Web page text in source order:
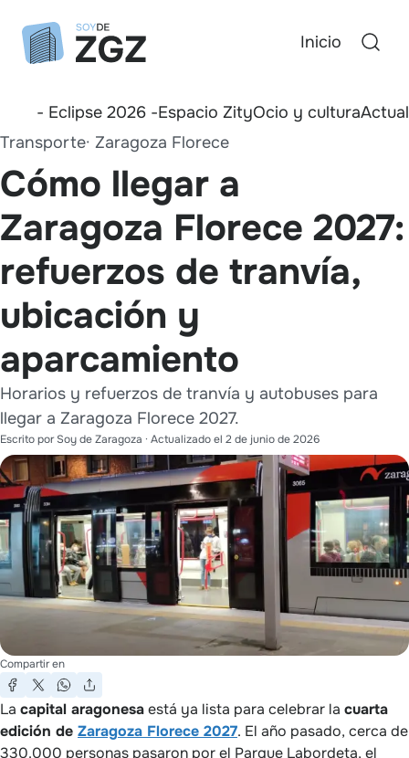
Inicio
- Eclipse 2026 -Espacio ZityOcio y cultura
Transporte Zaragoza Florece
Cómo llegar a
Zaragoza Florece 2027:
refuerzos de tranvía,
ubicación y
aparcamiento
Horarios y refuerzos de tranvía y autobuses para
llegar a Zaragoza Florece 2027.
Escrito porSoy de Zaragoza · Actualizado el 2 de junio de 2026
Compartir en
La capital aragonesaestá ya lista para celebrar la cuarta
edición de Zaragoza Florece 2027. El año pasado, cerca de
330.000 personas pasaron por el Parque Labordeta, el